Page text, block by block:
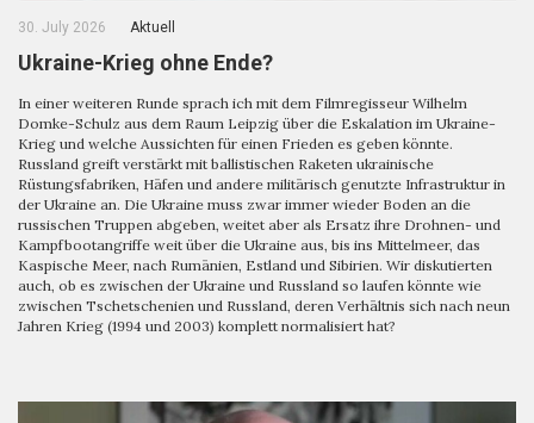
30. July 2026 Aktuell
Ukraine-Krieg ohne Ende?
In einer weiteren Runde sprach ich mit dem Filmregisseur Wilhelm
Domke-Schulz aus dem Raum Leipzig über die Eskalation im Ukraine-
Krieg und welche Aussichten für einen Frieden es geben könnte.
Russland greift verstärkt mit ballistischen Raketen ukrainische
Rüstungsfabriken, Häfen und andere militärisch genutzte Infrastruktur in
der Ukraine an. Die Ukraine muss zwar immer wieder Boden an die
russischen Truppen abgeben, weitet aber als Ersatz ihre Drohnen- und
Kampfbootangriffe weit über die Ukraine aus, bis ins Mittelmeer, das
Kaspische Meer, nach Rumänien, Estland und Sibirien. Wir diskutierten
auch, ob es zwischen der Ukraine und Russland so laufen könnte wie
zwischen Tschetschenien und Russland, deren Verhältnis sich nach neun
Jahren Krieg (1994 und 2003) komplett normalisiert hat?